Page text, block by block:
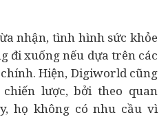
nhận, tình hình sức khỏe
đi xuống nếu dựa trên các
. Hiện, Digiworld cũng
lược, bởi theo quan
họ không có nhu cầu vì